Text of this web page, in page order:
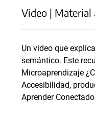
Video | Material
Un video que
semántico. Este
Microaprendizaje
Accesibilidad,
Aprender